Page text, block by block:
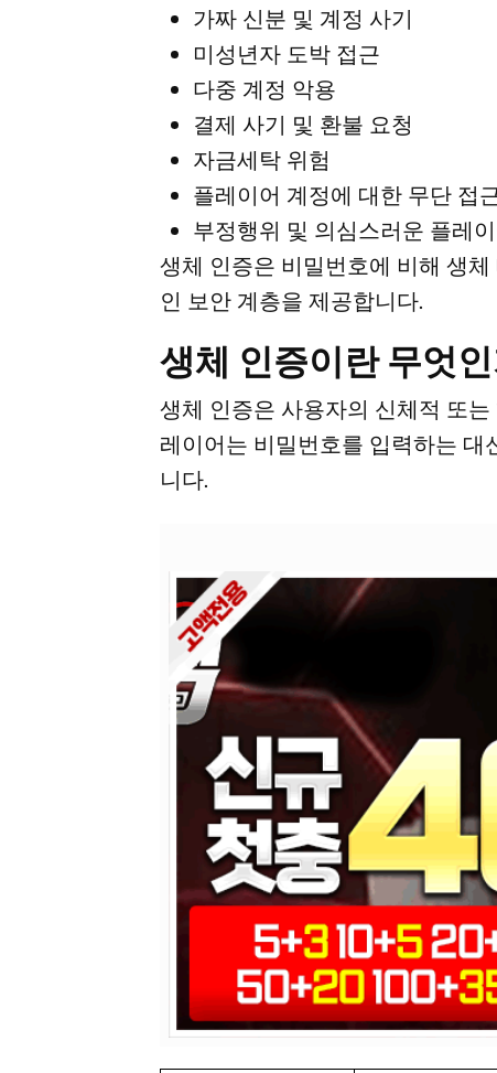
가짜 신분 및 계정 사기
미성년자 도박 접근
다중 계정 악용
결제 사기 및 환불 요청
자금세탁 위험
플레이어 계정에 대한 무단 접
부정행위 및 의심스러운 플레
생체 인증은 비밀번호에 비해 생
인 보안 계층을 제공합니다.
생체 인증이란 무엇
생체 인증은 사용자의 신체적 또
레이어는 비밀번호를 입력하는 대
니다.